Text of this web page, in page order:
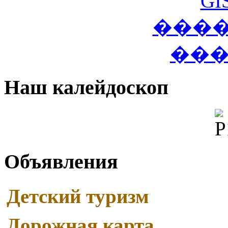
Наш калейдоскоп
Объявления
Детский туризм
Read More